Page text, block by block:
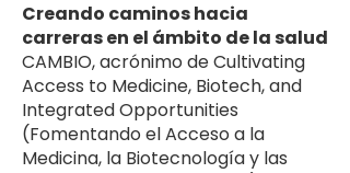
Creando caminos hacia
carreras en el ámbito de la salud
CAMBIO, acrónimo de Cultivating
Access to Medicine, Biotech, and
Integrated Opportunities
(Fomentando el Acceso a la
Medicina, la Biotecnología y las